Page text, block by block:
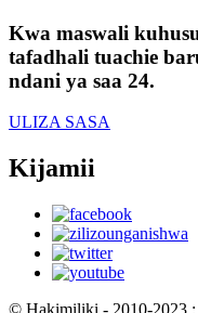
Kwa maswali
tafadhali tuachie
ndani ya saa 24.
ULIZA SASA
Kijamii